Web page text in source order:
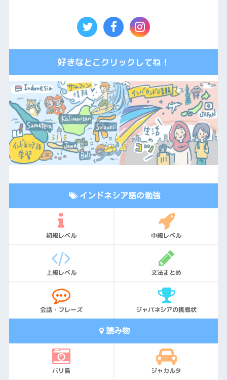
好きなとこクリックしてね！
インドネシア語の勉強
初級レベル 中級レベル
上級レベル 文法まとめ
会話・フレーズ ジャパネシアの挑戦状
読み物
バリ島 ジャカルタ